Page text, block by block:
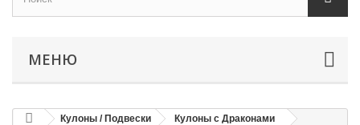
МЕНЮ
Кулоны / Подвески
Кулоны с Драконами